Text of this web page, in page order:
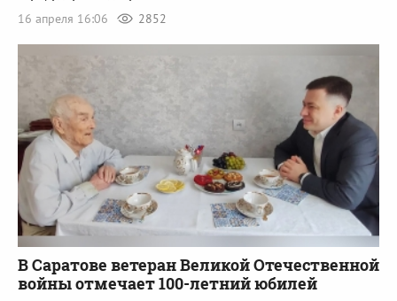
16 апреля 16:06
2852
В Саратове ветеран Великой Отечественной
войны отмечает 100-летний юбилей